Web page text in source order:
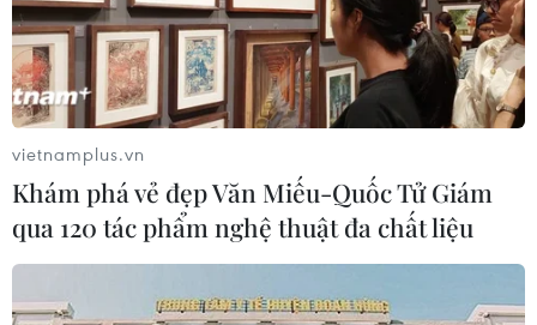
vietnamplus.vn
Khám phá vẻ đẹp Văn Miếu-Quốc Tử Giám
qua 120 tác phẩm nghệ thuật đa chất liệu